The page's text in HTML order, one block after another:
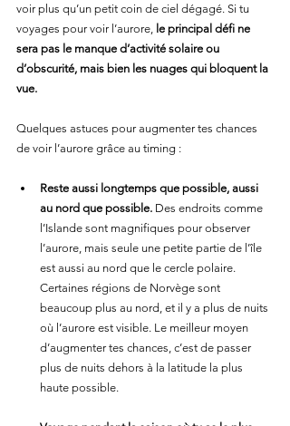
voir plus qu’un petit coin de ciel dégagé. Si tu
voyages pour voir l’aurore, le principal défi ne
sera pas le manque d’activité solaire ou
d’obscurité, mais bien les nuages qui bloquent la
vue.
Quelques astuces pour augmenter tes chances
de voir l’aurore grâce au timing :
Reste aussi longtemps que possible, aussi
au nord que possible. Des endroits comme
l’Islande sont magnifiques pour observer
l’aurore, mais seule une petite partie de l’île
est aussi au nord que le cercle polaire.
Certaines régions de Norvège sont
beaucoup plus au nord, et il y a plus de nuits
où l’aurore est visible. Le meilleur moyen
d’augmenter tes chances, c’est de passer
plus de nuits dehors à la latitude la plus
haute possible.